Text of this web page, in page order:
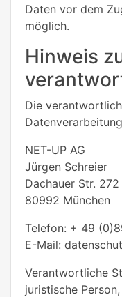
Daten vor dem
möglich.
Hinweis
Die
NET-UP AG
Jürgen Schreier
Dachauer Str. 272
80992 München
Telefon: + 49
E-Mail:
Verantwortliche
juristische